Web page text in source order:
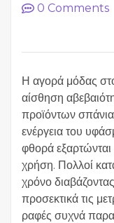
0 Comments
Η αγορά μόδας στο
αίσθηση
προϊόντων
ενέργεια του
φθορά
χρήση. Πολλοί
χρόνο
προσεκτικά τις
ραφές συχνά